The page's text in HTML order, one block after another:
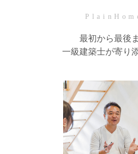
最初から最後
一級建築士が寄り